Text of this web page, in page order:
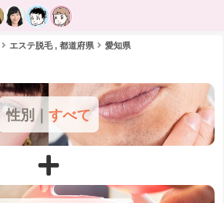
エステ脱毛 , 都道府県 愛知県
性別｜ すべて